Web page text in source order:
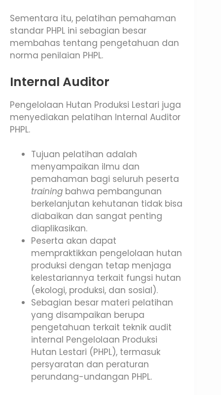
Sementara itu, pelatihan pemahaman
standar PHPL ini sebagian besar
membahas tentang pengetahuan dan
norma penilaian PHPL.
Internal Auditor
Pengelolaan Hutan Produksi Lestari juga
menyediakan pelatihan Internal Auditor
PHPL.
Tujuan pelatihan adalah
menyampaikan ilmu dan
pemahaman bagi seluruh peserta
trainingbahwa pembangunan
berkelanjutan kehutanan tidak bisa
diabaikan dan sangat penting
diaplikasikan.
Peserta akan dapat
mempraktikkan pengelolaan hutan
produksi dengan tetap menjaga
kelestariannya terkait fungsi hutan
(ekologi, produksi, dan sosial).
Sebagian besar materi pelatihan
yang disampaikan berupa
pengetahuan terkait teknik audit
internal Pengelolaan Produksi
Hutan Lestari (PHPL), termasuk
persyaratan dan peraturan
perundang-undangan PHPL.